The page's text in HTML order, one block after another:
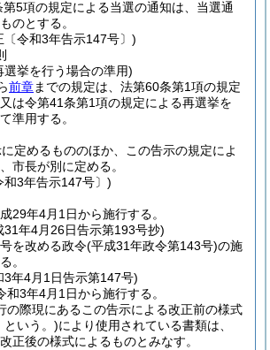
5項の規定による当選の通知は、当選通
のとする。
〔令和3年告示147号〕)
挙を行う場合の準用)
前章までの規定は、法第60条第1項の規定
は令第41条第1項の規定による再選挙を
準用する。
定めるもののほか、この告示の規定によ
市長が別に定める。
和3年告示147号〕)
29年4月1日から施行する。
31年4月26日告示第193号抄)
を改める政令(平成31年政令第143号)の施
。
3年4月1日告示第147号)
和3年4月1日から施行する。
の際現にあるこの告示による改正前の様式
という。)により使用されている書類は、
正後の様式によるものとみなす。